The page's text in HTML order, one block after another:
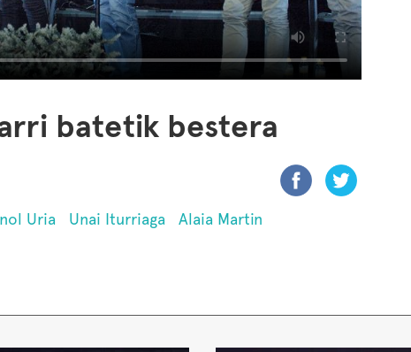
batetik bestera
Uria Unai Iturriaga
Alaia Martin